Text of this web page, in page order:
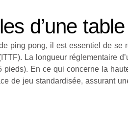
d’une
ping pong, il est essentiel de se
La longueur réglementaire
pieds). En ce qui concerne la
de jeu standardisée, assurant